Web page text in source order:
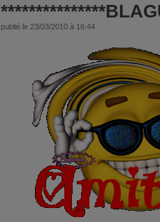
publié le 23/03/2010 à 16:44